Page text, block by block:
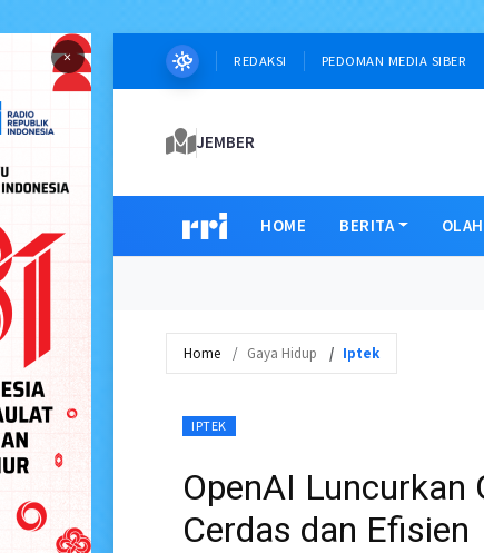
× REDAKSI PEDOMAN MEDIA SIBER
JEMBER
HOME BERITA
Home Gaya Hidup Iptek
IPTEK
OpenAI Luncurkan
Cerdas dan Efisien